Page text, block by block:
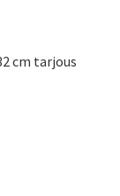
cm tarjous